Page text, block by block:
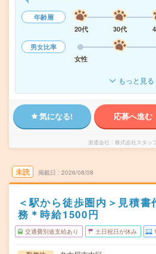
年齢層
20代
30代
男女比率
女性
もっと見る
気になる! 応募へ進む
派遣会社 株式会社スタッ
未読 掲載日 2026/08/08
＜駅から徒歩圏内＞見積
務＊時給1500円
交通費別途支給あり 土日祝日が休み